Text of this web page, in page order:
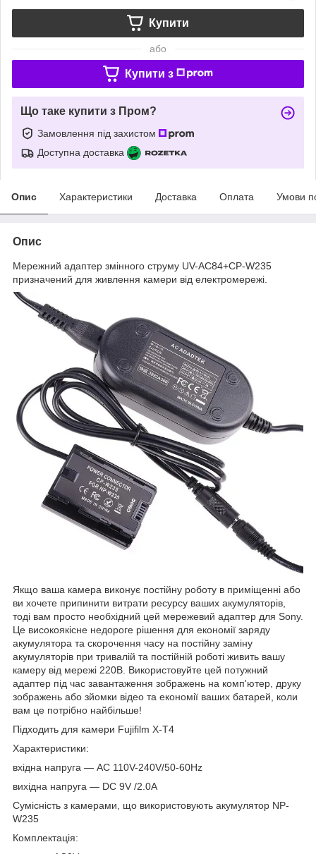
Купити
або
Купити з
Що таке купити з Пром?
Замовлення під захистом
Доступна доставка
Опис Характеристики Доставка Оплата Умови
Опис
Мережний адаптер змінного струму UV-AC84+CP-W235
призначений для живлення камери від електромережі.
Якщо ваша камера виконує постійну роботу в приміщенні або
ви хочете припинити витрати ресурсу ваших акумуляторів,
тоді вам просто необхідний цей мережевий адаптер для Sony.
Це високоякісне недороге рішення для економії заряду
акумулятора та скорочення часу на постійну заміну
акумуляторів при тривалій та постійній роботі живить вашу
камеру від мережі 220В. Використовуйте цей потужний
адаптер під час завантаження зображень на комп'ютер, друку
зображень або зйомки відео та економії ваших батарей, коли
вам це потрібно найбільше!
Підходить для камери Fujifilm X-T4
Характеристики:
вхідна напруга ― AC 110V-240V/50-60Hz
вихідна напруга ― DC 9V /2.0A
Сумісність з камерами, що використовують акумулятор NP-
W235
Комплектація: